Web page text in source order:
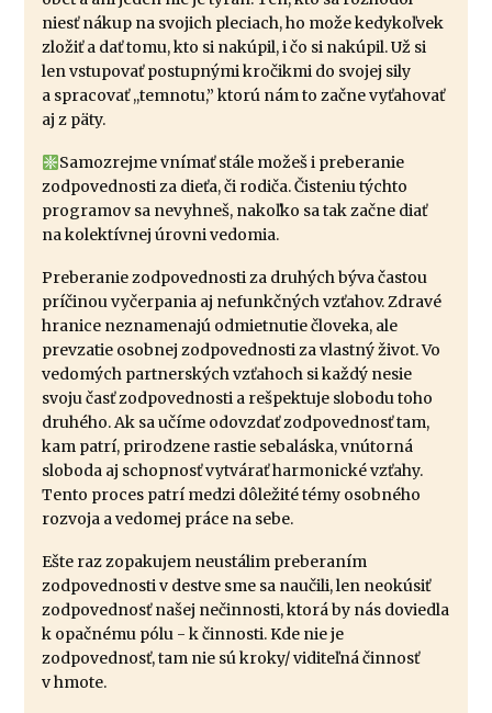
niesť nákup na svojich pleciach, ho može kedykoľvek
zložiť a dať tomu, kto si nakúpil, i čo si nakúpil. Už si
len vstupovať postupnými kročikmi do svojej sily
a spracovať ,,temnotu,” ktorú nám to začne vyťahovať
aj z päty.
Samozrejme vnímať stále možeš i preberanie
zodpovednosti za dieťa, či rodiča. Čisteniu týchto
programov sa nevyhneš, nakoľko sa tak začne diať
na kolektívnej úrovni vedomia.
Preberanie zodpovednosti za druhých býva častou
príčinou vyčerpania aj nefunkčných vzťahov. Zdravé
hranice neznamenajú odmietnutie človeka, ale
prevzatie osobnej zodpovednosti za vlastný život. Vo
vedomých partnerských vzťahoch si každý nesie
svoju časť zodpovednosti a rešpektuje slobodu toho
druhého. Ak sa učíme odovzdať zodpovednosť tam,
kam patrí, prirodzene rastie sebaláska, vnútorná
sloboda aj schopnosť vytvárať harmonické vzťahy.
Tento proces patrí medzi dôležité témy osobného
rozvoja a vedomej práce na sebe.
Ešte raz zopakujem neustálim preberaním
zodpovednosti v destve sme sa naučili, len neokúsiť
zodpovednosť našej nečinnosti, ktorá by nás doviedla
k opačnému pólu - k činnosti. Kde nie je
zodpovednosť, tam nie sú kroky/ viditeľná činnosť
v hmote.